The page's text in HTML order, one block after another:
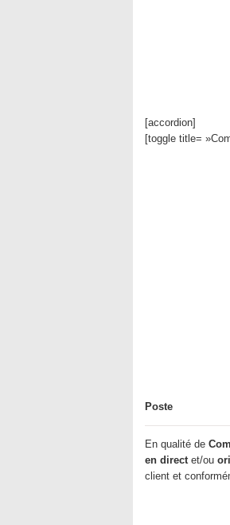
[accordion]
[toggle title=
Poste
En qualité de
en directet/ou
client et